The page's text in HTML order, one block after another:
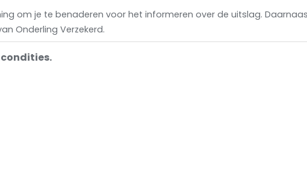
om je te benaderen voor het informeren over de uitslag.
Onderling Verzekerd.
moment stoppen met deelnemen.